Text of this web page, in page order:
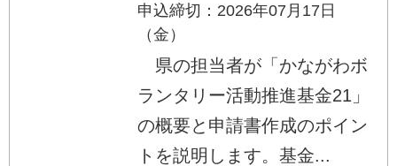
申込締切：2026年07月17日
（金）
県の担当者が「かながわボ
ランタリー活動推進基金21」
の概要と申請書作成のポイン
トを説明します。基金...